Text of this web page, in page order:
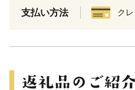
支払い方法 ク